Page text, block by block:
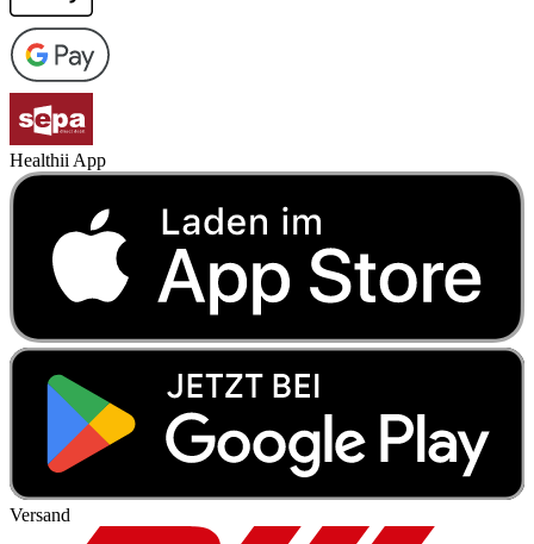
Healthii App
Versand